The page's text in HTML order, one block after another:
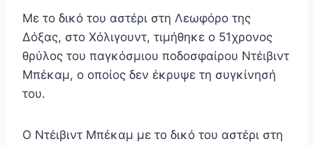
Με το δικό του αστέρι στη Λεωφόρο της
Δόξας, στο Χόλιγουντ, τιμήθηκε ο 51χρονος
θρύλος του παγκόσμιου ποδοσφαίρου Ντέιβιντ
Μπέκαμ, ο οποίος δεν έκρυψε τη συγκίνησή
του.
Ο Ντέιβιντ Μπέκαμ με το δικό του αστέρι στη